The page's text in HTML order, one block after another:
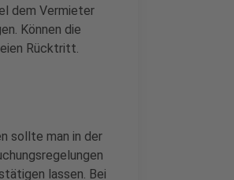
dem Vermieter
Können die
Rücktritt.
sollte man in der
lassen. Bei